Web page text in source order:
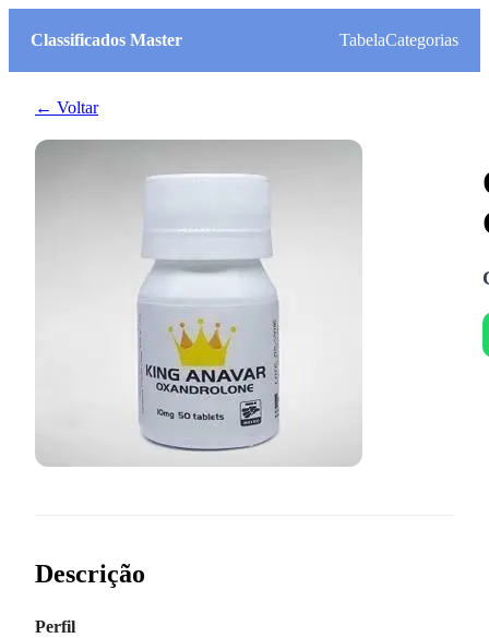
Classificados Master TabelaCategorias
← Voltar
Descrição
Perfil